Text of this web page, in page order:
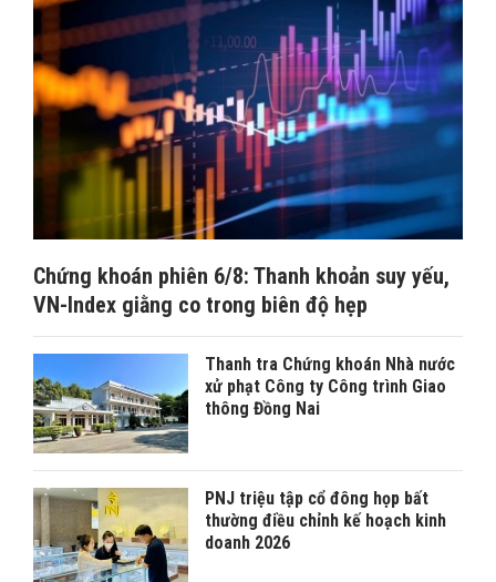
Chứng khoán phiên 6/8: Thanh khoản suy yếu,
VN-Index giằng co trong biên độ hẹp
Thanh tra Chứng khoán Nhà nước
xử phạt Công ty Công trình Giao
thông Đồng Nai
PNJ triệu tập cổ đông họp bất
thường điều chỉnh kế hoạch kinh
doanh 2026